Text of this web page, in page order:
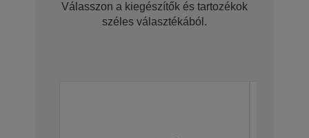
Válasszon a kiegészítők és tartozékok
széles választékából.